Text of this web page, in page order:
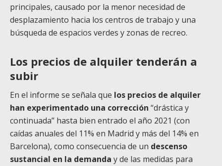
principales, causado por la menor necesidad de
desplazamiento hacia los centros de trabajo y una
búsqueda de espacios verdes y zonas de recreo.
Los precios de alquiler tenderán a
subir
En el informe se señala que los precios de alquiler
han experimentado una corrección “drástica y
continuada” hasta bien entrado el año 2021 (con
caídas anuales del 11% en Madrid y más del 14% en
Barcelona), como consecuencia de un descenso
sustancial en la demanda y de las medidas para